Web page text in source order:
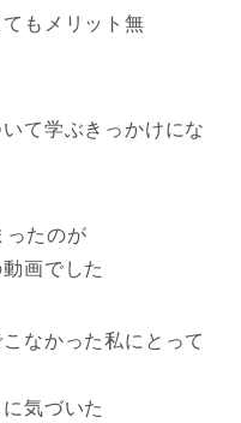
てもメリット無
て学ぶきっかけにな
ったのが
画でした
なかった私にとって
に気づいた